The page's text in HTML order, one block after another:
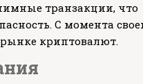
транзакции, что
С момента
криптовалют.